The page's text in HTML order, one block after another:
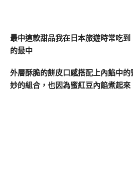
最中這款甜品我在日本旅遊時常吃
的最中
外層酥脆的餅皮口感搭配上內餡中
妙的組合，也因為蜜紅豆內餡煮起來